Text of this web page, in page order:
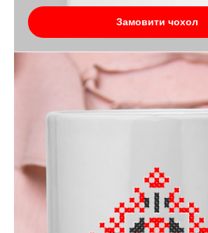
Замовити чохол